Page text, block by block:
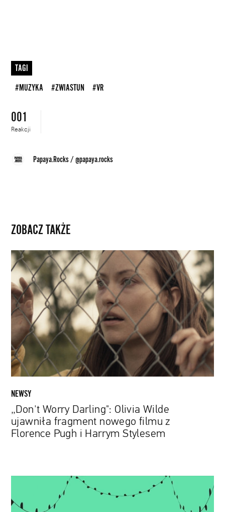
TAGI
#MUZYKA #ZWIASTUN #VR
001
Reakcji
Papaya.Rocks /@papaya.rocks
ZOBACZ TAKŻE
„Don't
Worry
Darling":
Olivia
Wilde
ujawniła
fragment
nowego
filmu
z
Florence
Pugh
Harrym
Stylesem
NEWSY
„Don't Worry Darling": Olivia Wilde
ujawniła fragment nowego filmu z
Florence Pugh i Harrym Stylesem
dlaczego